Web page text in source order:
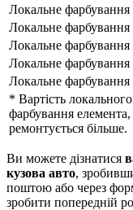
Локальне фарбування
Локальне фарбування
Локальне фарбування
Локальне фарбування
Локальне
* Вартість
фарбування
ремонтується більше.
Ви можете дізнатися
кузова авто,
поштою або через
зробити попередній